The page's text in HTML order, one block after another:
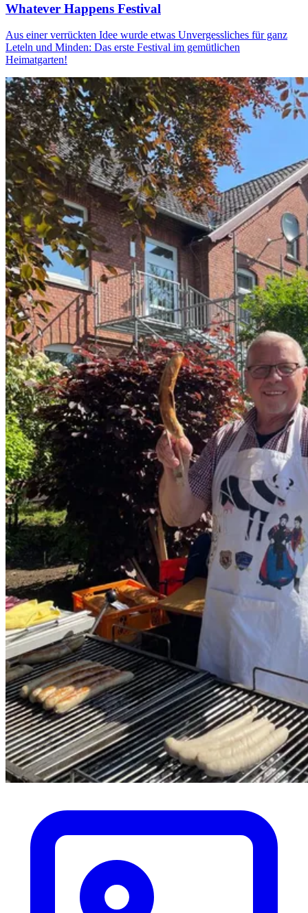
Whatever Happens Festival
Aus einer verrückten Idee wurde etwas Unvergessliches für ganz
Leteln und Minden: Das erste Festival im gemütlichen
Heimatgarten!